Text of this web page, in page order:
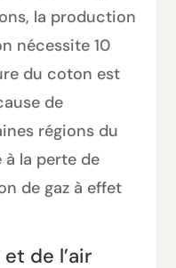
la production
nécessite 10
du coton est
de
régions du
la perte de
de gaz à effet
de l’air